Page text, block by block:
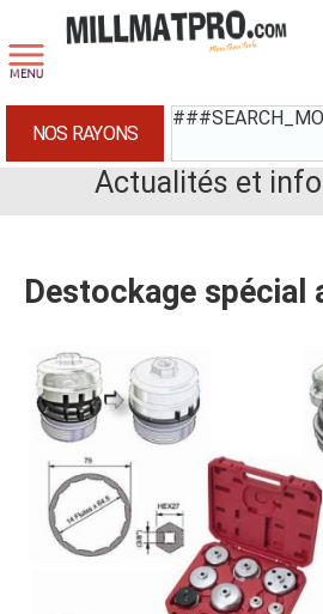
NOS RAYONS
Actualités et
Destockage spécial